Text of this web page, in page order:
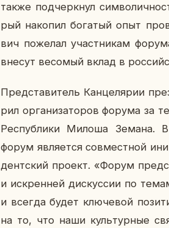
также под­черк­нул
рый на­ко­пил бо­га­тый опыт
вич по­же­лал участ­ни­кам
внесут ве­со­мый вклад в
Пред­ста­ви­тель Кан­це­ля­рии
рил ор­га­ни­за­то­ров форума за
Рес­пуб­ли­ки Милоша Земана.
форум яв­ля­ет­ся сов­мест­ной
дент­ский проект. «Форум
и ис­крен­ней дис­кус­сии по
и всегда будет клю­че­вой
на то, что наши куль­тур­ные